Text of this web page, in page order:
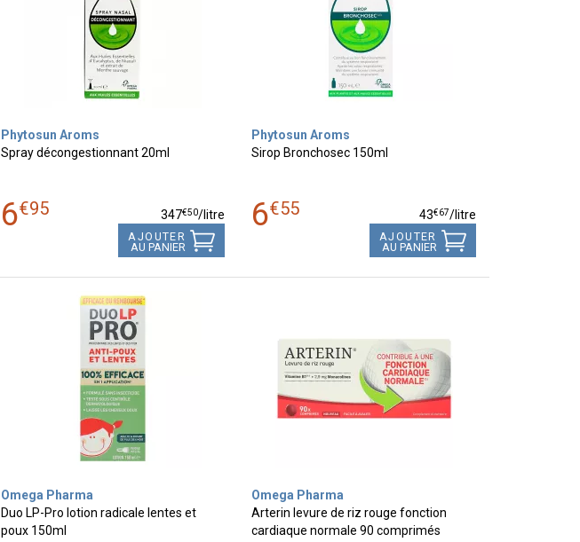
Phytosun Aroms
Spray décongestionnant 20ml
6€95 347€50/litre
AJOUTER
AU PANIER
Phytosun Aroms
Sirop Bronchosec 150ml
6€55 43€67/litre
AJOUTER
AU PANIER
Omega Pharma
Duo LP-Pro lotion radicale lentes et
poux 150ml
Omega Pharma
Arterin levure de riz rouge fonction
cardiaque normale 90 comprimés